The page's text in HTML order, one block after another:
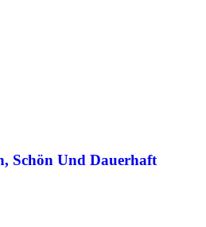
Schön Und Dauerhaft